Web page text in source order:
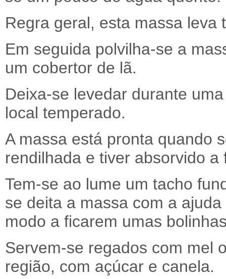
Regra geral, esta massa leva
Em seguida polvilha-se a
um cobertor de lã.
Deixa-se levedar durante
local temperado.
A massa está pronta quando
rendilhada e tiver absorvido
Tem-se ao lume um tacho
se deita a massa com a
modo a ficarem umas
Servem-se regados com mel
região, com açúcar e canela.